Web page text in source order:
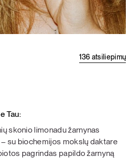
136 atsiliepimų
Tau:
skonio limonadu žarnynas
su biochemijos mokslų daktare
pagrindas papildo žarnyną